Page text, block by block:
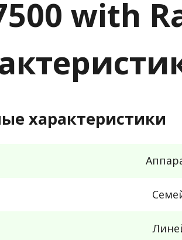
with
характеристики